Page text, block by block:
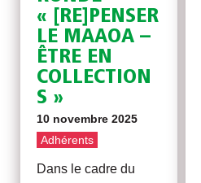
« [RE]PENSER
LE MAAOA –
ÊTRE EN
COLLECTION
S »
10 novembre 2025
Adhérents
Dans le cadre du